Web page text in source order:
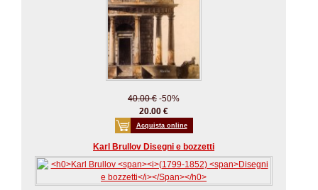
40.00 € -50%
20.00 €
Acquista online
Karl Brullov Disegni e bozzetti